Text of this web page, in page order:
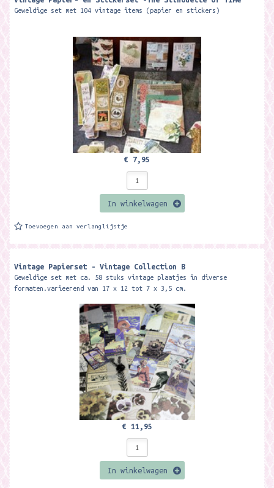
Geweldige set met 104 vintage items (papier en stickers)
€ 7,95
In winkelwagen
Toevoegen aan verlanglijstje
Vintage Papierset - Vintage Collection B
Geweldige set met ca. 58 stuks vintage plaatjes in diverse
formaten.varieerend van 17 x 12 tot 7 x 3,5 cm.
€ 11,95
In winkelwagen